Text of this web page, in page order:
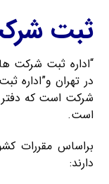
ثبت
“اداره ثبت شرکت
در تهران و”اداره
شرکت است که دفتر
است.
براساس مقررات
دارند: